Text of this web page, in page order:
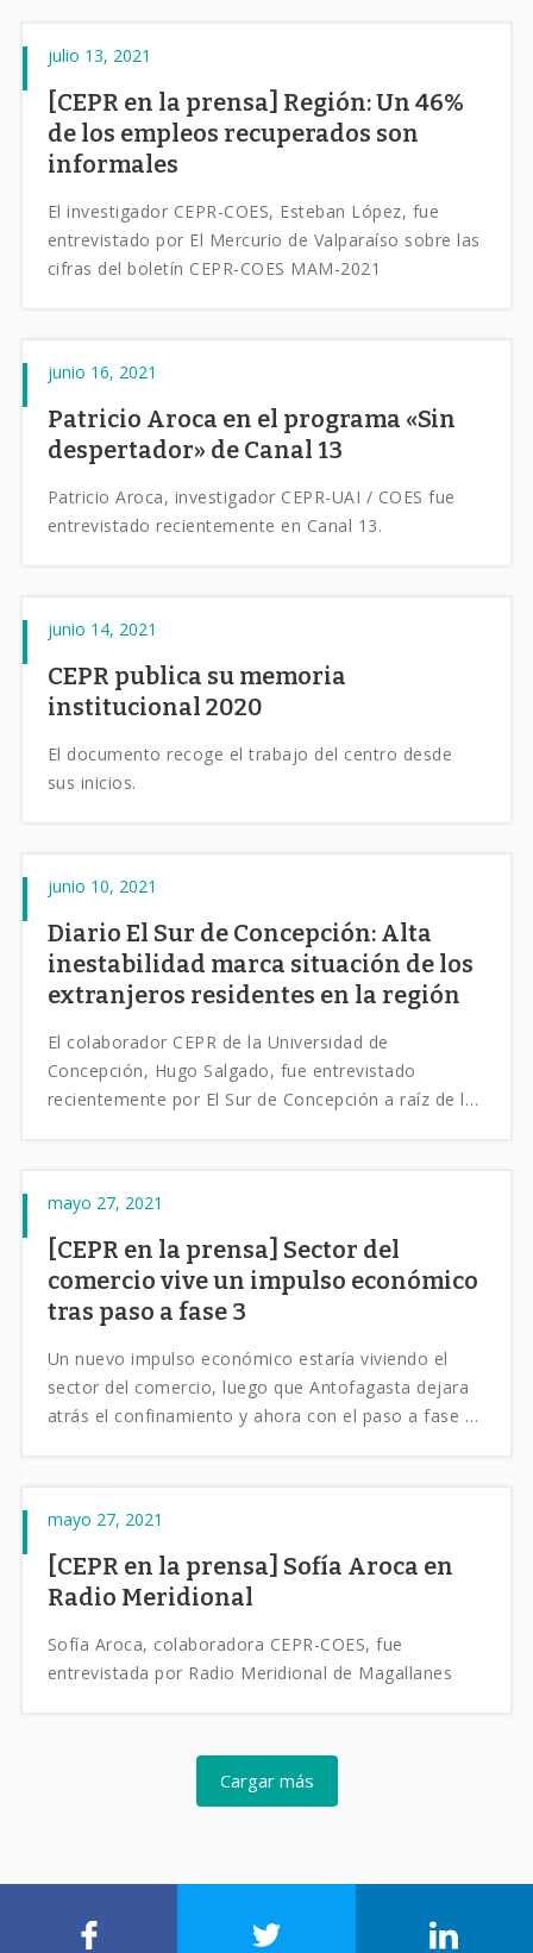
julio 13, 2021
[CEPR en la prensa] Región: Un 46%
de los empleos recuperados son
informales
El investigador CEPR-COES, Esteban López, fue
entrevistado por El Mercurio de Valparaíso sobre las
cifras del boletín CEPR-COES MAM-2021
junio 16, 2021
Patricio Aroca en el programa «Sin
despertador» de Canal 13
Patricio Aroca, investigador CEPR-UAI / COES fue
entrevistado recientemente en Canal 13.
junio 14, 2021
CEPR publica su memoria
institucional 2020
El documento recoge el trabajo del centro desde
sus inicios.
junio 10, 2021
Diario El Sur de Concepción: Alta
inestabilidad marca situación de los
extranjeros residentes en la región
El colaborador CEPR de la Universidad de
Concepción, Hugo Salgado, fue entrevistado
recientemente por El Sur de Concepción a raíz de los
mayo 27, 2021
[CEPR en la prensa] Sector del
comercio vive un impulso económico
tras paso a fase 3
Un nuevo impulso económico estaría viviendo el
sector del comercio, luego que Antofagasta dejara
atrás el confinamiento y ahora con el paso a fase de
región que han podido retornar a su fuente de
trabajo gracias al subsidio del empleo.
mayo 27, 2021
[CEPR en la prensa] Sofía Aroca en
Radio Meridional
Sofía Aroca, colaboradora CEPR-COES, fue
entrevistada por Radio Meridional de Magallanes
Cargar más